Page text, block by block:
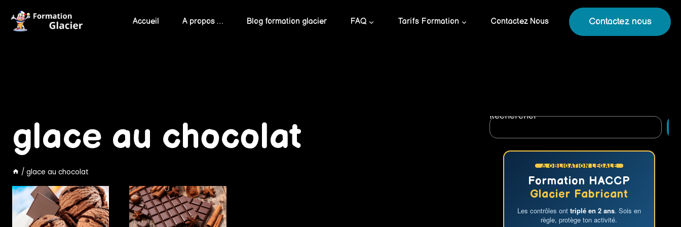
content
Accueil A propos … Blog formation glacier FAQ Tarifs Formation Contactez Nous Contactez nous
glace au chocolat
/ glace au chocolat
Rechercher
⚠ OBLIGATION LÉGALE
Formation HACCP
Glacier Fabricant
Les contrôles ont triplé en 2 ans. Sois en
règle, protège ton activité.